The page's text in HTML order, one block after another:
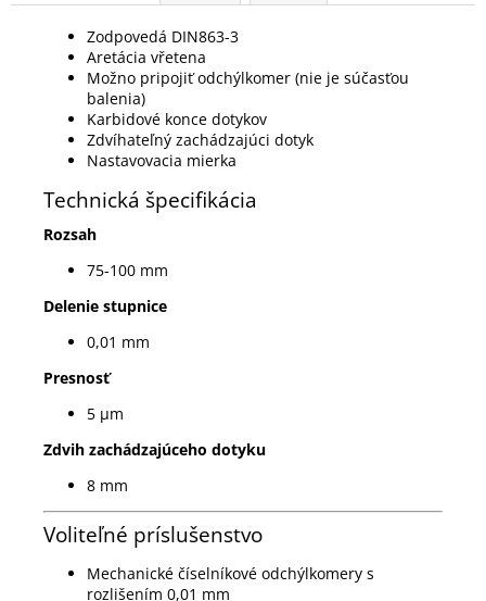
Zodpovedá DIN863-3
Aretácia vřetena
Možno pripojiť odchýlkomer (nie je súčasťou
balenia)
Karbidové konce dotykov
Zdvíhateľný zachádzajúci dotyk
Nastavovacia mierka
Technická špecifikácia
Rozsah
75-100 mm
Delenie stupnice
0,01 mm
Presnosť
5 µm
Zdvih zachádzajúceho dotyku
8 mm
Voliteľné príslušenstvo
Mechanické číselníkové odchýlkomery s
rozlišením 0,01 mm